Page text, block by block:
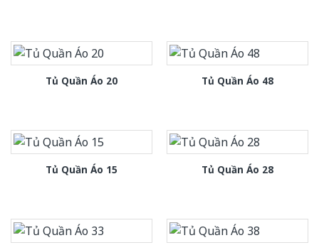
Tủ Quần Áo 20 Tủ Quần Áo 48
Tủ Quần Áo 15 Tủ Quần Áo 28